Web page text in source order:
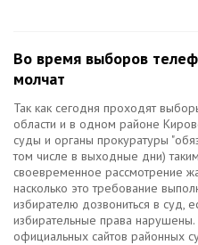
Во время выборов
молчат
Так как сегодня проходят
области и в одном районе
суды и органы прокуратуры
том числе в выходные дни)
своевременное рассмотрение
насколько это требование
избирателю дозвониться в суд,
избирательные права
официальных сайтов районных